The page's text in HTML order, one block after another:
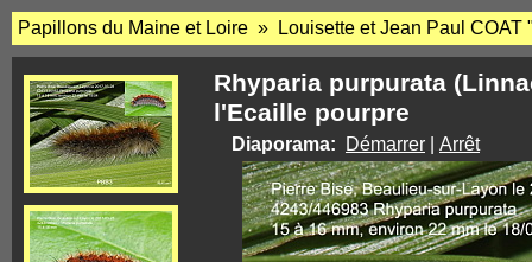
Papillons du Maine et Loire » Louisette et Jean Paul